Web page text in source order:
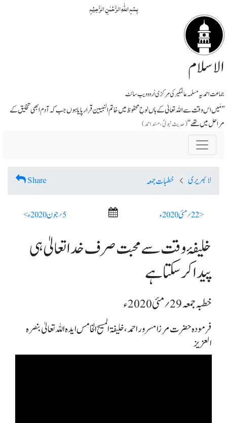
بِسۡمِ اللّٰہِ الرَّحۡمٰنِ الرَّحِیۡمِ
الاسلام
جماعت احمدیہ مسلمہ عالمگیر کی مرکزی اُردو ویب سائٹ
’’مَیں اس وقت سے اللہ تعالیٰ کے ہاں لوحِ محفوظ میں خاتم النبیین قرار پایا ہوں جب کہ آدم ابھی تخلیق کے
مراحل میں تھے‘‘(حدیث نبویؐ، مسند احمد)
لائبریری خطبات جمعہ Share
< 22؍ مئی 2020ء 5؍ جون 2020ء >
خلیفۂ وقت سے محبت صرف خدا تعالیٰ ہی
پیدا کر سکتا ہے
خطبہ جمعہ 29؍ مئی 2020ء
فرمودہ حضرت مرزا مسرور احمد، خلیفۃ المسیح الخامس ایدہ اللہ تعالیٰ بنصرہ
العزیز